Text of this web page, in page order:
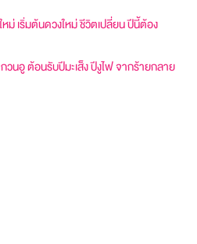
ม่ เริ่มต้นดวงใหม่ ชีวิตเปลี่ยน ปีนี้ต้อง
วนอู ต้อนรับปีมะเส็ง ปีงูไฟ จากร้ายกลาย